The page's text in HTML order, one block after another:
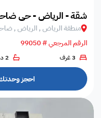
شقة - الرياض - حي
منطقة الرياض , الرياض ,
الرقم المرجعي # 99050
3 غرف 2 دورات مياه
احجز